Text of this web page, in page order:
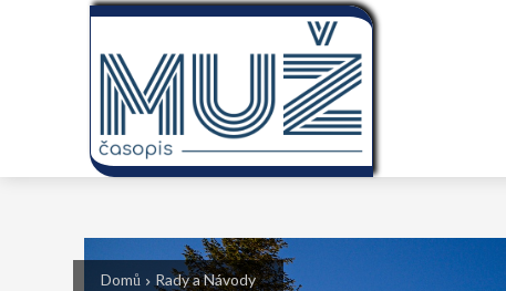
Domů Rady a Návody